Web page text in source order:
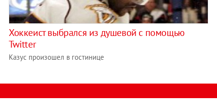
Хоккеист выбрался из душевой с помощью
Twitter
Казус произошел в гостинице